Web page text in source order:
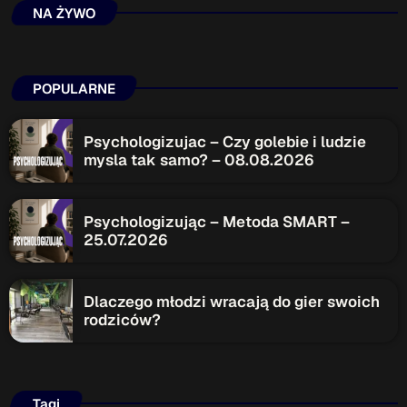
O nas– jedyna w Kielcach studencka stacja radiowa.
kieleckich studentów
itp.Czytaj więcej…
Wyszukaj
NA ŻYWO
POPULARNE
Psychologizujac – Czy golebie i ludzie
mysla tak samo? – 08.08.2026
Psychologizując – Metoda SMART –
25.07.2026
Dlaczego młodzi wracają do gier swoich
rodziców?